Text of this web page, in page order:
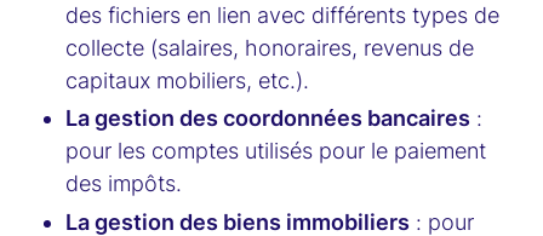
des fichiers en lien avec différents types de
collecte (salaires, honoraires, revenus de
capitaux mobiliers, etc.).
La gestion des coordonnées bancaires :
pour les comptes utilisés pour le paiement
des impôts.
La gestion des biens immobiliers : pour